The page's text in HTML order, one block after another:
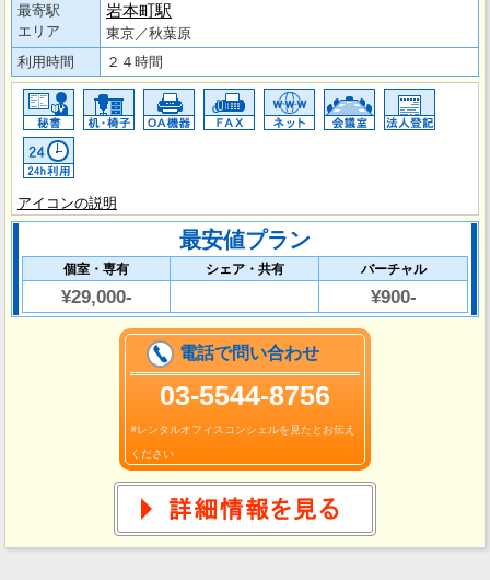
最寄駅
エリア
岩本町駅
東京／秋葉原
利用時間
２４時間
アイコンの説明
最安値プラン
個室・専有 シェア・共有 バーチャル
¥29,000- ¥900-
電話で問い合わせ
03‐5544-8756
※レンタルオフィスコンシェルを見たとお伝え
ください